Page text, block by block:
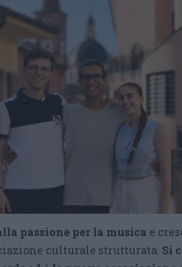
passione per la musica e
culturale strutturata. Si